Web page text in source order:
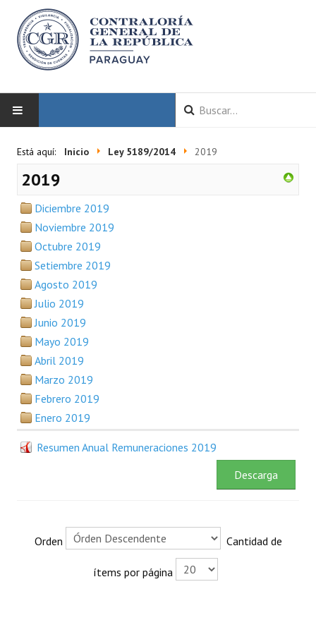
LA CGR
Autoridades
Misión y Visión
Marco Normativo
Organigrama
Plan Estratégico 2022 - 2026
Sistema de Gestión de Calidad
Memorias
Convenios
Resoluciones de Carácter General
Informe y Dictamen sobre el Informe Financiero del Ministerio de
Informes de Auditoría
Está aquí: Inicio Ley 5189/2014 2019
2019
Diciembre 2019
Noviembre 2019
Octubre 2019
Setiembre 2019
Agosto 2019
Julio 2019
Junio 2019
Mayo 2019
Abril 2019
Marzo 2019
Febrero 2019
Enero 2019
Resumen Anual Remuneraciones 2019
Descarga
Orden Cantidad de
ítems por página